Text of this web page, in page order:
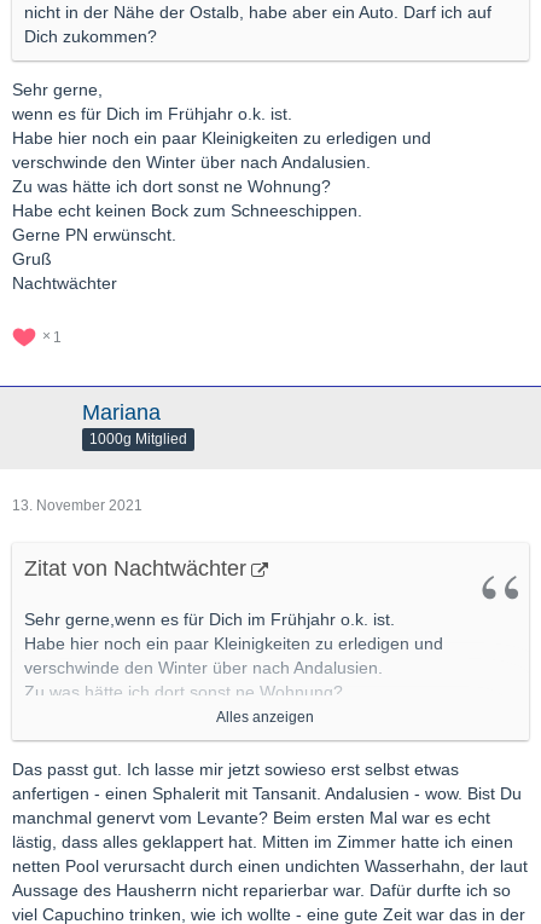
nicht in der Nähe der Ostalb, habe aber ein Auto. Darf ich auf
Dich zukommen?
Sehr gerne,
wenn es für Dich im Frühjahr o.k. ist.
Habe hier noch ein paar Kleinigkeiten zu erledigen und
verschwinde den Winter über nach Andalusien.
Zu was hätte ich dort sonst ne Wohnung?
Habe echt keinen Bock zum Schneeschippen.
Gerne PN erwünscht.
Gruß
Nachtwächter
1
Mariana
1000g Mitglied
13. November 2021
Zitat von Nachtwächter
Sehr gerne,wenn es für Dich im Frühjahr o.k. ist.
Habe hier noch ein paar Kleinigkeiten zu erledigen und
verschwinde den Winter über nach Andalusien.
Zu was hätte ich dort sonst ne Wohnung?
Habe echt keinen Bock zum Schneeschippen.
Gerne PN erwünscht.
Gruß
Nachtwächter
Alles anzeigen
Das passt gut. Ich lasse mir jetzt sowieso erst selbst etwas
anfertigen - einen Sphalerit mit Tansanit. Andalusien - wow. Bist Du
manchmal genervt vom Levante? Beim ersten Mal war es echt
lästig, dass alles geklappert hat. Mitten im Zimmer hatte ich einen
netten Pool verursacht durch einen undichten Wasserhahn, der laut
Aussage des Hausherrn nicht reparierbar war. Dafür durfte ich so
viel Capuchino trinken, wie ich wollte - eine gute Zeit war das in der